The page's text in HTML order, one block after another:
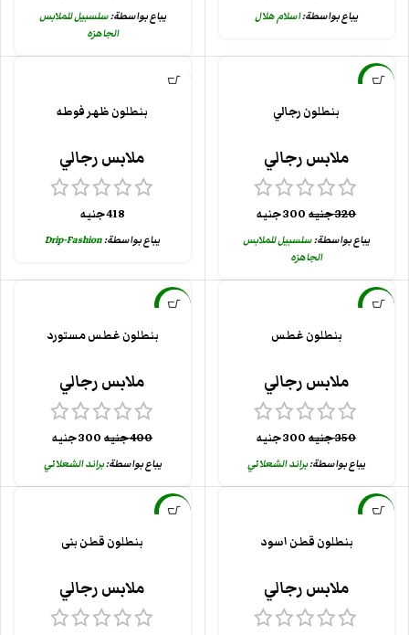
يباع بواسطة:اسلام هلال يباع بواسطة:سلسبيل للملابس
الجاهزه
-6%
بنطلون رجالي
ملابس رجالي
320جنيه 300جنيه
يباع بواسطة:سلسبيل للملابس
الجاهزه
بنطلون ظهر فوطه
ملابس رجالي
418جنيه
يباع بواسطة:Drip-Fashion
-14%
بنطلون غطس
ملابس رجالي
350جنيه 300جنيه
يباع بواسطة:براند الشعلاني
-25%
بنطلون غطس مستورد
ملابس رجالي
400جنيه 300جنيه
يباع بواسطة:براند الشعلاني
-40%
بنطلون قطن اسود
ملابس رجالي
-40%
بنطلون قطن بنى
ملابس رجالي